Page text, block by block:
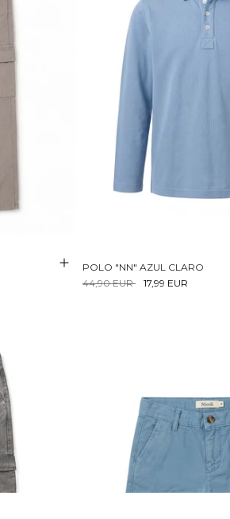
POLO "NN" AZUL CLARO
44,90 EUR
17,99 EUR